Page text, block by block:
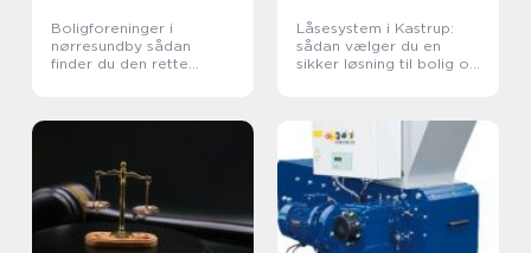
Boligforeninger i
nørresundby sådan
finder du den rette
Låsesystem i Kastrup:
sådan vælger du en
sikker løsning til bolig og